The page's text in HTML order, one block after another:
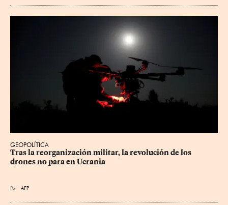
GEOPOLÍTICA
Tras la reorganización militar, la revolución de los
drones no para en Ucrania
Por AFP